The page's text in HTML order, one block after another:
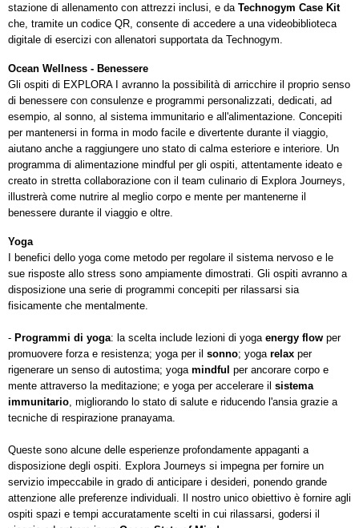
stazione di allenamento con attrezzi inclusi, e da Technogym Case Kit
che, tramite un codice QR, consente di accedere a una videobiblioteca
digitale di esercizi con allenatori supportata da Technogym.
Ocean Wellness - Benessere
Gli ospiti di EXPLORA I avranno la possibilità di arricchire il proprio senso
di benessere con consulenze e programmi personalizzati, dedicati, ad
esempio, al sonno, al sistema immunitario e all'alimentazione. Concepiti
per mantenersi in forma in modo facile e divertente durante il viaggio,
aiutano anche a raggiungere uno stato di calma esteriore e interiore. Un
programma di alimentazione mindful per gli ospiti, attentamente ideato e
creato in stretta collaborazione con il team culinario di Explora Journeys,
illustrerà come nutrire al meglio corpo e mente per mantenerne il
benessere durante il viaggio e oltre.
Yoga
I benefici dello yoga come metodo per regolare il sistema nervoso e le
sue risposte allo stress sono ampiamente dimostrati. Gli ospiti avranno a
disposizione una serie di programmi concepiti per rilassarsi sia
fisicamente che mentalmente.
- Programmi di yoga: la scelta include lezioni di yoga energy flow per
promuovere forza e resistenza; yoga per il sonno; yoga relax per
rigenerare un senso di autostima; yoga mindful per ancorare corpo e
mente attraverso la meditazione; e yoga per accelerare il sistema
immunitario , migliorando lo stato di salute e riducendo l'ansia grazie a
tecniche di respirazione pranayama.
Queste sono alcune delle esperienze profondamente appaganti a
disposizione degli ospiti. Explora Journeys si impegna per fornire un
servizio impeccabile in grado di anticipare i desideri, ponendo grande
attenzione alle preferenze individuali. Il nostro unico obiettivo è fornire agli
ospiti spazi e tempi accuratamente scelti in cui rilassarsi, godersi il